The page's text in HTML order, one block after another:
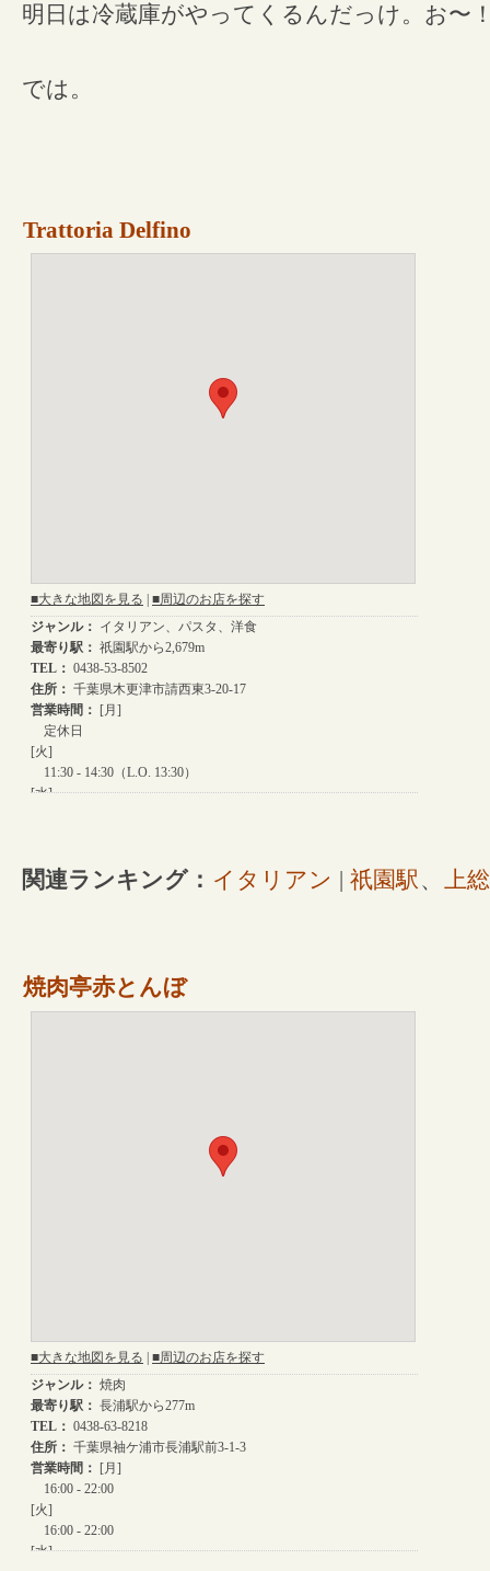
明日は冷蔵庫がやってくるんだっけ。お〜
では。
Trattoria Delfino
関連ランキング： イタリアン | 祇園駅、 上
焼肉亭赤とんぼ